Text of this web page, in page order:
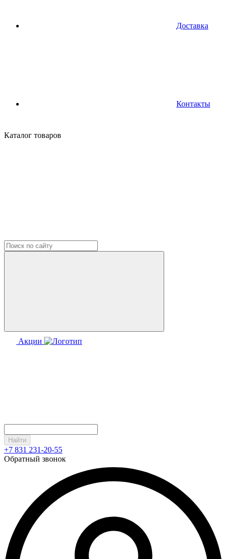
Доставка
Контакты
Каталог товаров
Акции
Найти
+7 831 231-20-55
Обратный звонок